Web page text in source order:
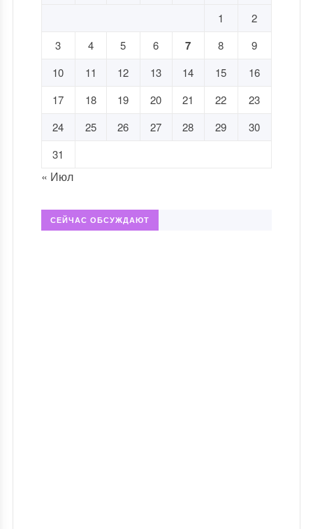
1
2
3
4 5 6 7 8
9
10
11 12 13 14 15
16
17
18 19 20 21 22
23
24
25 26 27 28 29
30
31
« Июл
СЕЙЧАС ОБСУЖДАЮТ